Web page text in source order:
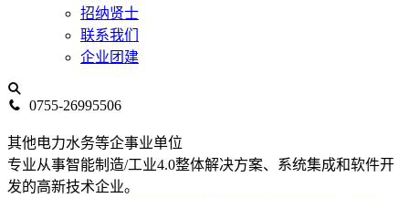
招纳贤士
联系我们
企业团建
0755-26995506
其他电力水务等企事业单位
专业从事智能制造/工业4.0整体解决方案、系统集成和软件开
发的高新技术企业。